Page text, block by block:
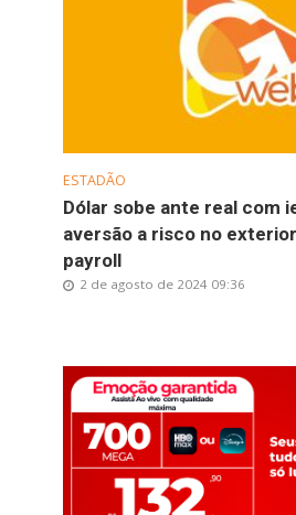
ESTADÃO
Dólar sobe ante real com
aversão a risco no
payroll
2 de agosto de 2024 09:36